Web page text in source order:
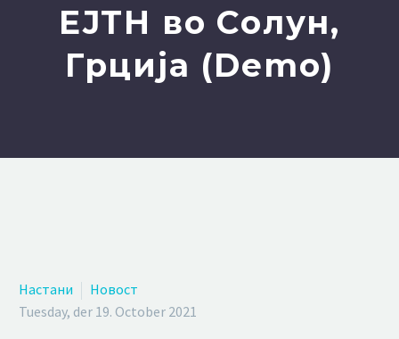
ЕЈТН во Солун,
Грција (Demo)
Настани
Новост
Tuesday, der 19. October 2021